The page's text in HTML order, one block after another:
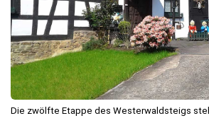
Die zwölfte Etappe des Westerwaldsteigs